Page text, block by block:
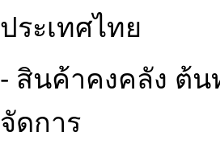
ประเทศไทย
- สินค้าคงคลัง ต้
จัดการ